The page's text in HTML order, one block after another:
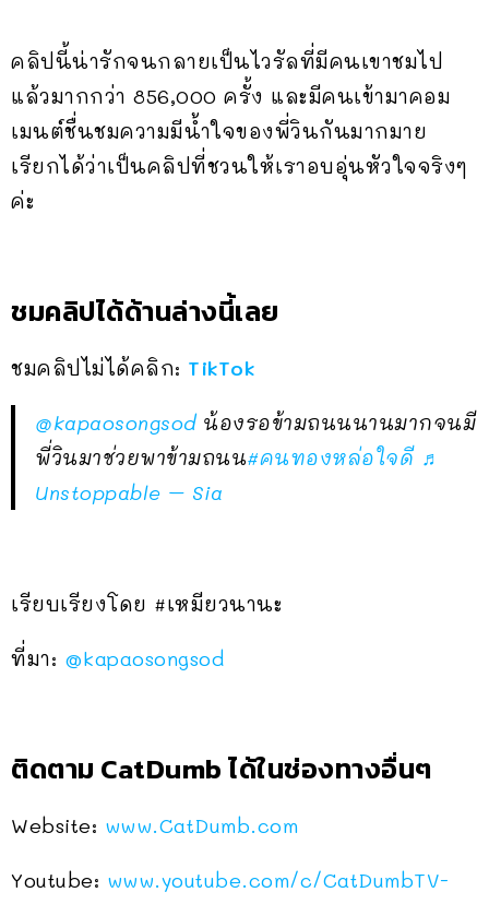
คลิปนี้น่ารักจนกลายเป็นไวรัลที่มีคนเขาชมไป
แล้วมากกว่า 856,000 ครั้ง และมีคนเข้ามาคอม
เมนต์ชื่นชมความมีน้ำใจของพี่วินกันมากมาย
เรียกได้ว่าเป็นคลิปที่ชวนให้เราอบอุ่นหัวใจจริงๆ
ค่ะ
ชมคลิปได้ด้านล่างนี้เลย
ชมคลิปไม่ได้คลิก: TikTok
@kapaosongsodน้องรอข้ามถนนนานมากจนมี
พี่วินมาช่วยพาข้ามถนน#คนทองหล่อใจดี ♬
Unstoppable – Sia
เรียบเรียงโดย #เหมียวนานะ
ที่มา: @kapaosongsod
ติดตาม CatDumb ได้ในช่องทางอื่นๆ
Website: www.CatDumb.com
Youtube: www.youtube.com/c/CatDumbTV-